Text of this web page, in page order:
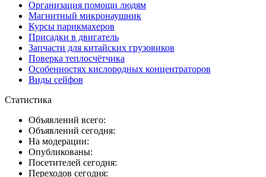
Организация помощи людям
Магнитный микронаушник
Курсы парикмахеров
Присадки в двигатель
Запчасти для китайских грузовиков
Поверка теплосчётчика
Особенностях кислородных концентраторов
Виды сейфов
Статистика
Объявлений всего:
Объявлений сегодня:
На модерации:
Опубликованы:
Посетителей сегодня:
Переходов сегодня: